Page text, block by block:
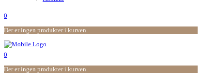
0
Der er ingen produkter i kurven.
0
Der er ingen produkter i kurven.